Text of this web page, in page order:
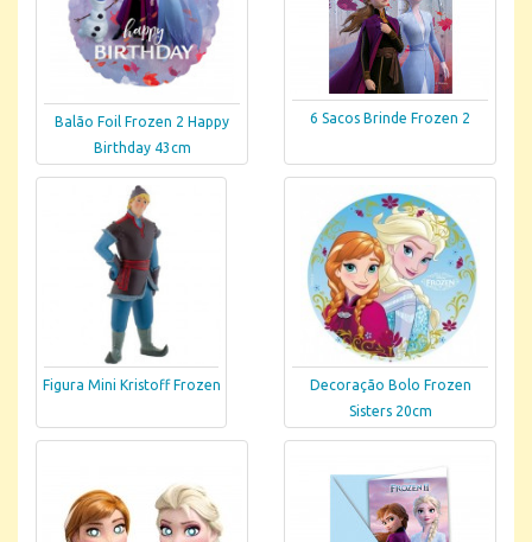
Balão Foil Frozen 2 Happy
Birthday 43cm
6 Sacos Brinde Frozen 2
Figura Mini Kristoff Frozen
Decoração Bolo Frozen
Sisters 20cm